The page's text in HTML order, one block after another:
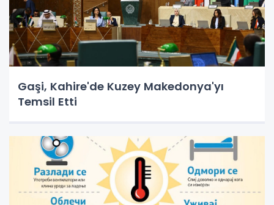
Gaşi, Kahire'de Kuzey Makedonya'yı
Temsil Etti